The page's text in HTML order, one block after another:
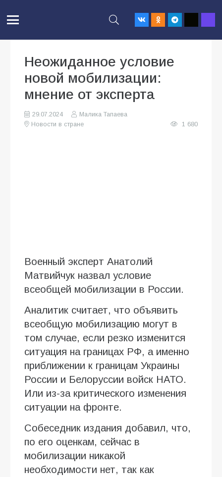
Неожиданное условие
новой мобилизации:
мнение от эксперта
29.07.2024
Малика Тапаева
Новости в стране
1 680
Военный эксперт Анатолий
Матвийчук назвал условие
всеобщей мобилизации в России.
Аналитик считает, что объявить
всеобщую мобилизацию могут в
том случае, если резко изменится
ситуация на границах РФ, а именно
приближении к границам Украины
России и Белоруссии войск НАТО.
Или из-за критического изменения
ситуации на фронте.
Собеседник издания добавил, что,
по его оценкам, сейчас в
мобилизации никакой
необходимости нет, так как